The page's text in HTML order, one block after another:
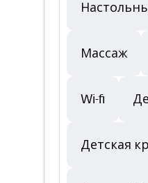
Массаж
Wi-fi
Детская